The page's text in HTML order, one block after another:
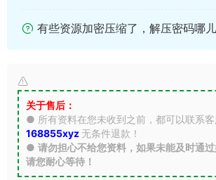
有些资源加密压缩了，解压密码哪
关于售后：
● 所有资料在您未收到之前，都可以联系
168855xyz 无条件退款！
● 请勿担心不给您资料，如果未能及时通过
请您耐心等待！